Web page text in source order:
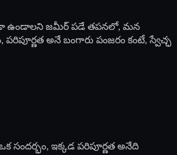
ఉండాలని జమీర్ పడే తపనలో, మన
అనే బంగారు పంజరం కంటే, స్వేచ్ఛ
ఇక్కడ పరిపూర్ణత అనేది